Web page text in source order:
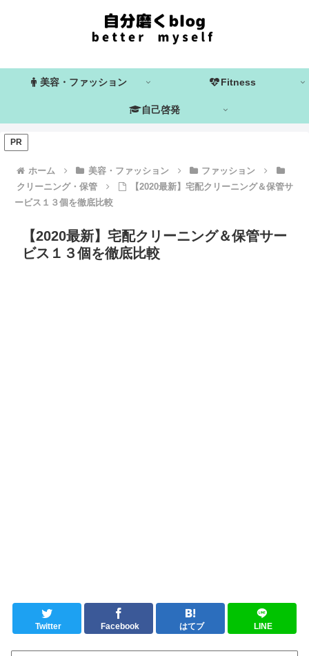
美容・ファッション Fitness
自己啓発
ホーム 美容・ファッション
ファッション
クリーニング・保管
【2020最新】宅配クリーニング＆保管サ
ービス１３個を徹底比較
PR
【2020最新】宅配クリーニング＆保管サー
ビス１３個を徹底比較
Twitter Facebook はてブ LINE